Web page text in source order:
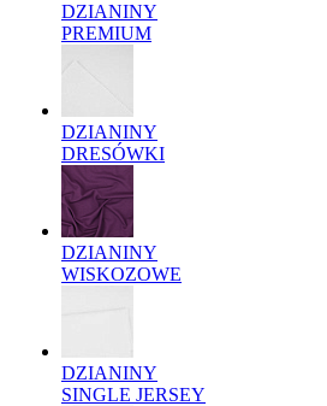
DZIANINY
PREMIUM
DZIANINY
DRESÓWKI
DZIANINY
WISKOZOWE
DZIANINY
SINGLE JERSEY